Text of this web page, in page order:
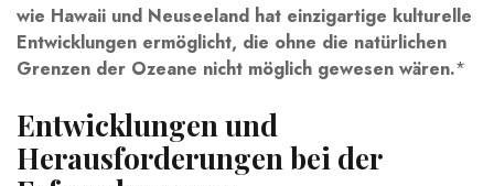
wie Hawaii und​ Neuseeland hat einzigartige kulturelle
Entwicklungen⁤ ermöglicht, ‍die ohne die ‍natürlichen
Grenzen der⁤ Ozeane nicht möglich gewesen wären.*
Entwicklungen‍ und‍
Herausforderungen ⁤bei der